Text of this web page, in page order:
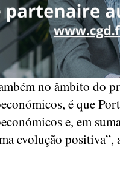
no âmbito do
é que
e, em
evolução positiva”,